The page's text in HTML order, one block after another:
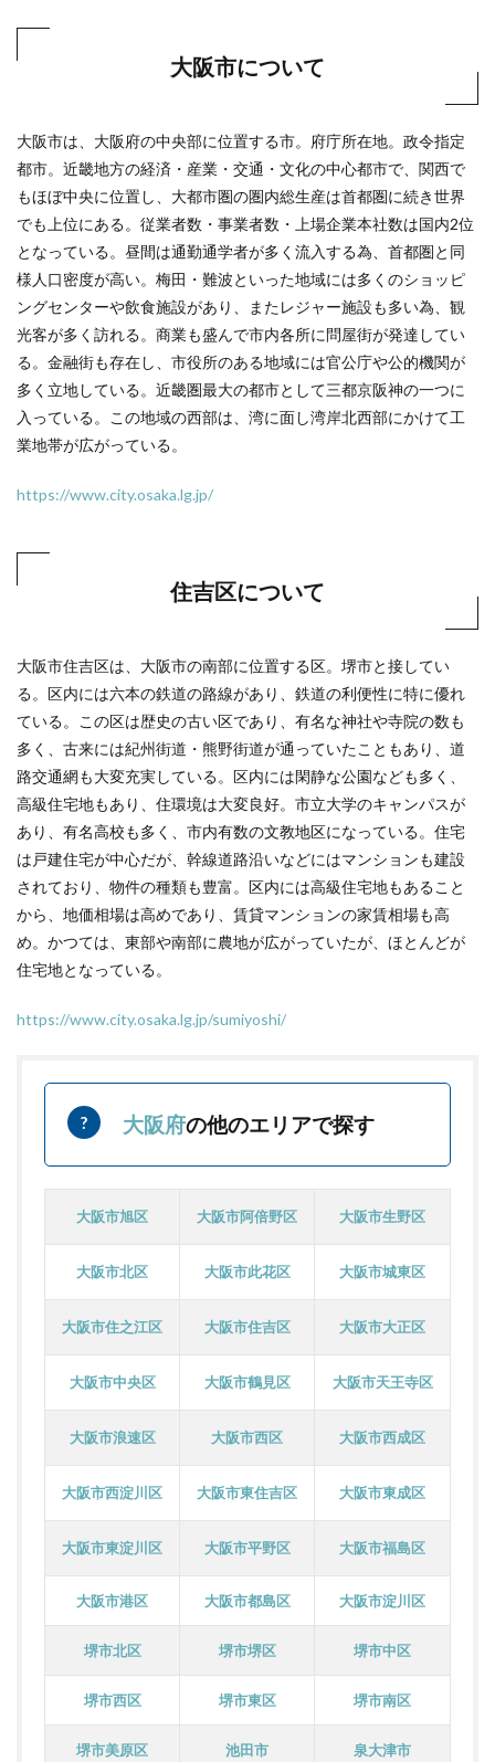
大阪市について
大阪市は、大阪府の中央部に位置する市。府庁所在地。政令指定
都市。近畿地方の経済・産業・交通・文化の中心都市で、関西で
もほぼ中央に位置し、大都市圏の圏内総生産は首都圏に続き世界
でも上位にある。従業者数・事業者数・上場企業本社数は国内2位
となっている。昼間は通勤通学者が多く流入する為、首都圏と同
様人口密度が高い。梅田・難波といった地域には多くのショッピ
ングセンターや飲食施設があり、またレジャー施設も多い為、観
光客が多く訪れる。商業も盛んで市内各所に問屋街が発達してい
る。金融街も存在し、市役所のある地域には官公庁や公的機関が
多く立地している。近畿圏最大の都市として三都京阪神の一つに
入っている。この地域の西部は、湾に面し湾岸北西部にかけて工
業地帯が広がっている。
https://www.city.osaka.lg.jp/
住吉区について
大阪市住吉区は、大阪市の南部に位置する区。堺市と接してい
る。区内には六本の鉄道の路線があり、鉄道の利便性に特に優れ
ている。この区は歴史の古い区であり、有名な神社や寺院の数も
多く、古来には紀州街道・熊野街道が通っていたこともあり、道
路交通網も大変充実している。区内には閑静な公園なども多く、
高級住宅地もあり、住環境は大変良好。市立大学のキャンパスが
あり、有名高校も多く、市内有数の文教地区になっている。住宅
は戸建住宅が中心だが、幹線道路沿いなどにはマンションも建設
されており、物件の種類も豊富。区内には高級住宅地もあること
から、地価相場は高めであり、賃貸マンションの家賃相場も高
め。かつては、東部や南部に農地が広がっていたが、ほとんどが
住宅地となっている。
https://www.city.osaka.lg.jp/sumiyoshi/
大阪府の他のエリアで探す
大阪市旭区 大阪市阿倍野区 大阪市生野区
大阪市北区 大阪市此花区 大阪市城東区
大阪市住之江区 大阪市住吉区 大阪市大正区
大阪市中央区 大阪市鶴見区 大阪市天王寺区
大阪市浪速区 大阪市西区 大阪市西成区
大阪市西淀川区 大阪市東住吉区 大阪市東成区
大阪市東淀川区 大阪市平野区 大阪市福島区
大阪市港区 大阪市都島区 大阪市淀川区
堺市北区 堺市堺区 堺市中区
堺市西区 堺市東区 堺市南区
堺市美原区 池田市 泉大津市